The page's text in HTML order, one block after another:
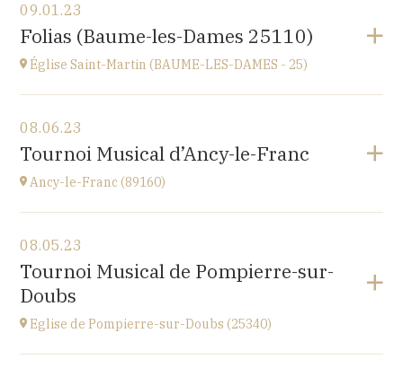
Lanvellec
at15H
Go to site
09.01.23
Folias (Baume-les-Dames 25110)
Église Saint-Martin (BAUME-LES-DAMES - 25)
église Saint-Martin,
place St Martin, 25110 Baume-les-Dames
at20H00
08.06.23
Tournoi Musical d’Ancy-le-Franc
Ancy-le-Franc (89160)
Ancy-le-Franc (89160)
Le Château d’Ancy-le-Franc, 18 Place Clermont-
Tonnerre, 89160 Ancy-le-Franc
Go to site
08.05.23
Tournoi Musical de Pompierre-sur-
Doubs
Eglise de Pompierre-sur-Doubs (25340)